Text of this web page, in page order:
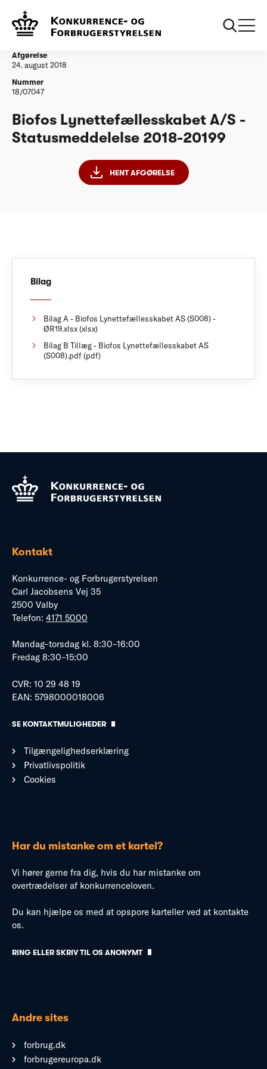
Vandtilsyn
Statusmeddelelse - Statusmeddelelse - ØR19
Afgørelse
24. august 2018
Nummer
18/07047
Biofos Lynettefællesskabet A/S -
Statusmeddelelse 2018-20199
HENT AFGØRELSE
Bilag
Bilag A - Biofos Lynettefællesskabet AS (S008) -
ØR19.xlsx (xlsx)
Bilag B Tillæg - Biofos Lynettefællesskabet AS
(S008).pdf (pdf)
Kontakt
Konkurrence- og Forbrugerstyrelsen
Carl Jacobsens Vej 35
2500 Valby
Telefon: 4171 5000
Mandag–torsdag kl. 8:30–16:00
Fredag 8:30–15:00
CVR: 10 29 48 19
EAN: 5798000018006
SE KONTAKTMULIGHEDER
Tilgængelighedserklæring
Privatlivspolitik
Cookies
Har du mistanke om et kartel?
Vi hører gerne fra dig, hvis du har mistanke om
overtrædelser af konkurrenceloven.
Du kan hjælpe os med at opspore karteller ved at kontakte
os.
RING ELLER SKRIV TIL OS ANONYMT
Andre sites
forbrug.dk
forbrugereuropa.dk